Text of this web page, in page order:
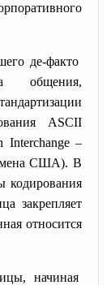
де-факто
общения,
ASCII
Interchange –
США). В
кодирования
закрепляет
относится
начиная